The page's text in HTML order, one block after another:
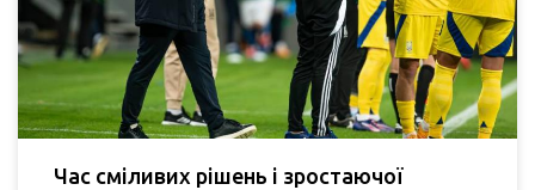
Час сміливих рішень і зростаючої